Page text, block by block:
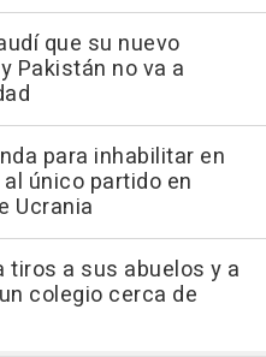
que su nuevo
Pakistán no va a
para inhabilitar en
único partido en
Ucrania
tiros a sus abuelos y a
colegio cerca de